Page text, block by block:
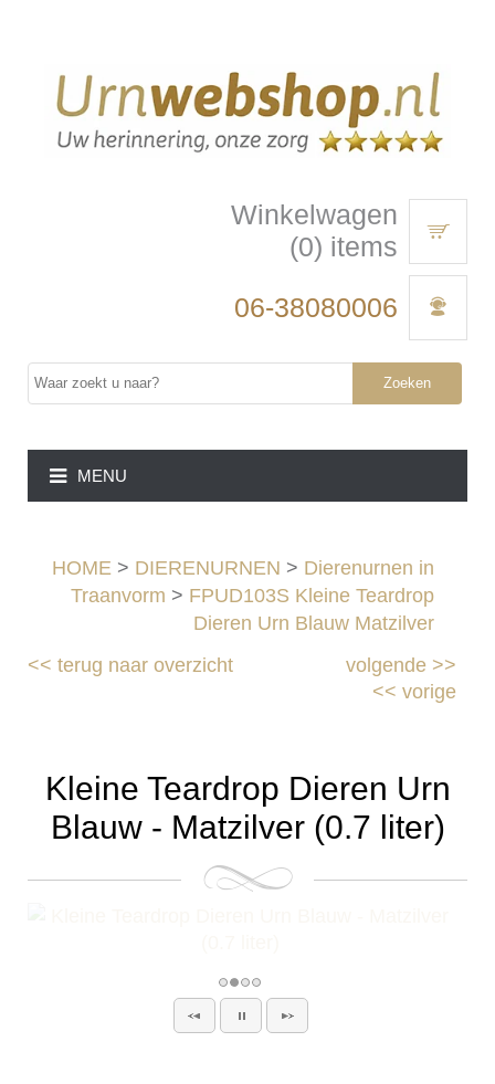
Winkelwagen
(0) items
06-38080006
Zoeken
MENU
HOME > DIERENURNEN > Dierenurnen in
Traanvorm > FPUD103S Kleine Teardrop
Dieren Urn Blauw Matzilver
<<terug naar overzicht volgende>>
<< vorige
Kleine Teardrop Dieren Urn
Blauw - Matzilver (0.7 liter)